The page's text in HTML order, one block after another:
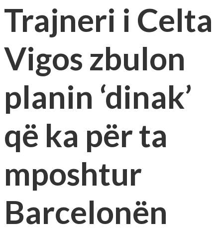
Trajneri i Celta
Vigos zbulon
planin ‘dinak’
që ka për ta
mposhtur
Barcelonën